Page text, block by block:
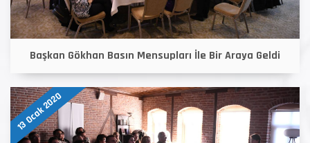
Başkan Gökhan Basın Mensupları İle Bir Araya Geldi
13 Ocak 2020